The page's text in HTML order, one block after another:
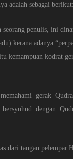
adalah sebagai berikut:
seorang penulis, ini
kerana adanya
kemampuan kodrat
gerak
dengan
dari tangan